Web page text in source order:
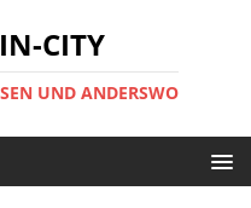
CITY
UND ANDERSWO